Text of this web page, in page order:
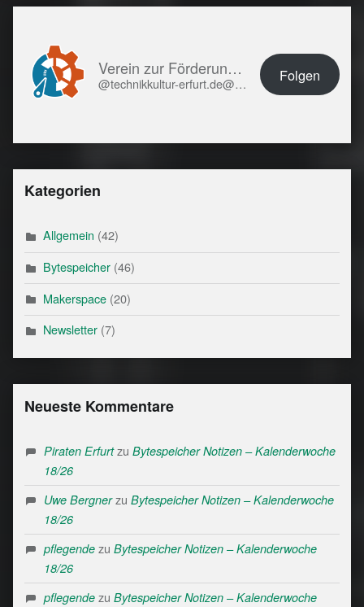
Verein zur Förderung von Technikkultur in Erfurt e.V.
@technikkultur-erfurt.de@technikkultur-erfurt.de Folgen
Kategorien
Allgemein (42)
Bytespeicher(46)
Makerspace(20)
Newsletter(7)
Neueste Kommentare
Piraten Erfurtzu Bytespeicher Notizen – Kalenderwoche
18/26
Uwe Bergnerzu Bytespeicher Notizen – Kalenderwoche
18/26
pflegendezu Bytespeicher Notizen – Kalenderwoche
18/26
pflegendezu Bytespeicher Notizen – Kalenderwoche